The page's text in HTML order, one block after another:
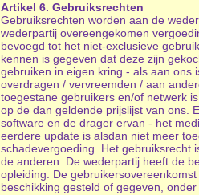
Artikel 6. Gebruiksrechten
Gebruiksrechten worden aan de
wederpartij overeengekomen
bevoegd tot het niet-exclusieve
kennen is gegeven dat deze zijn
gebruiken in eigen kring - als aan ons
overdragen / vervreemden / aan
toegestane gebruikers en/of netwerk
op de dan geldende prijslijst van ons.
software en de drager ervan - het
eerdere update is alsdan niet meer
schadevergoeding. Het gebruiksrecht
de anderen. De wederpartij heeft de
opleiding. De
beschikking gesteld of gegeven,